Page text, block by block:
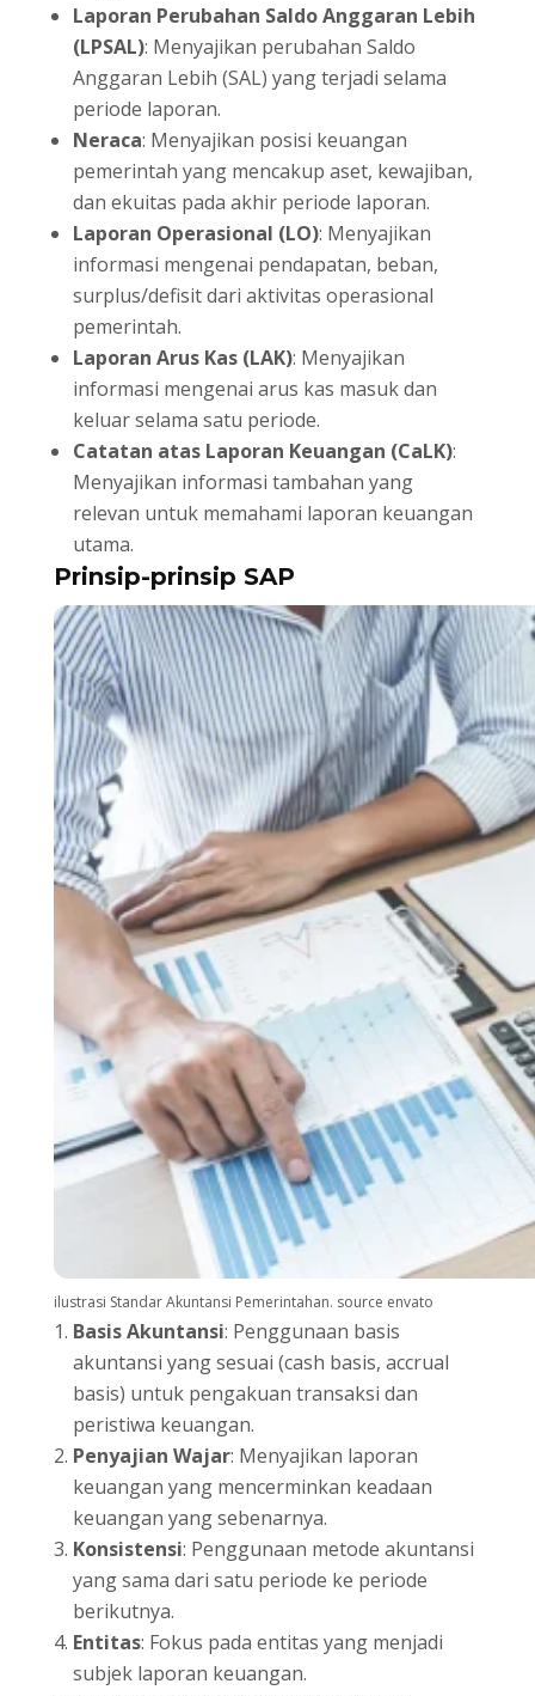
Laporan Perubahan Saldo Anggaran Lebih
(LPSAL): Menyajikan perubahan Saldo
Anggaran Lebih (SAL) yang terjadi selama
periode laporan.
Neraca: Menyajikan posisi keuangan
pemerintah yang mencakup aset, kewajiban,
dan ekuitas pada akhir periode laporan.
Laporan Operasional (LO): Menyajikan
informasi mengenai pendapatan, beban,
surplus/defisit dari aktivitas operasional
pemerintah.
Laporan Arus Kas (LAK): Menyajikan
informasi mengenai arus kas masuk dan
keluar selama satu periode.
Catatan atas Laporan Keuangan (CaLK):
Menyajikan informasi tambahan yang
relevan untuk memahami laporan keuangan
utama.
Prinsip-prinsip SAP
ilustrasi Standar Akuntansi Pemerintahan. source envato
Basis Akuntansi: Penggunaan basis
akuntansi yang sesuai (cash basis, accrual
basis) untuk pengakuan transaksi dan
peristiwa keuangan.
Penyajian Wajar: Menyajikan laporan
keuangan yang mencerminkan keadaan
keuangan yang sebenarnya.
Konsistensi: Penggunaan metode akuntansi
yang sama dari satu periode ke periode
berikutnya.
Entitas: Fokus pada entitas yang menjadi
subjek laporan keuangan.